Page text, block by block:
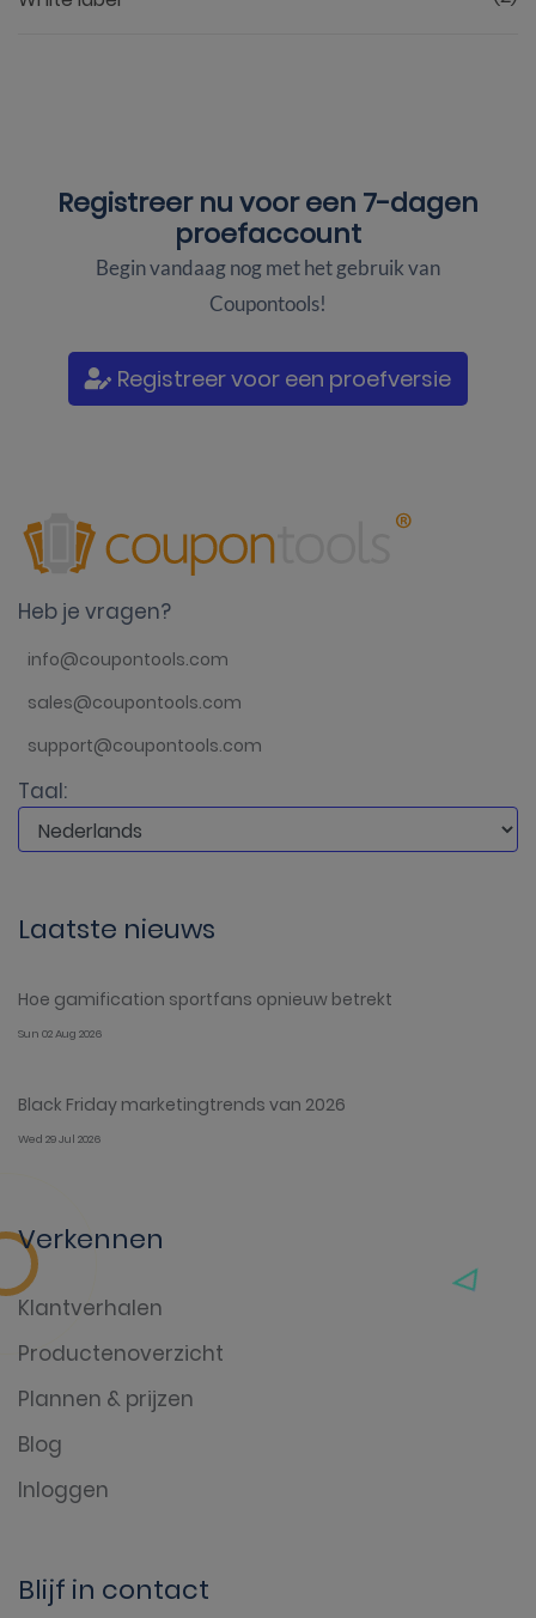
Registreer nu voor een 7-dagen
proefaccount
Begin vandaag nog met het gebruik van
Coupontools!
Registreer voor een proefversie
Heb je vragen?
info@coupontools.com
sales@coupontools.com
support@coupontools.com
Taal:
Laatste nieuws
Hoe gamification sportfans opnieuw betrekt
Sun 02 Aug 2026
Black Friday marketingtrends van 2026
Wed 29 Jul 2026
Verkennen
Klantverhalen
Productenoverzicht
Plannen & prijzen
Blog
Inloggen
Blijf in contact